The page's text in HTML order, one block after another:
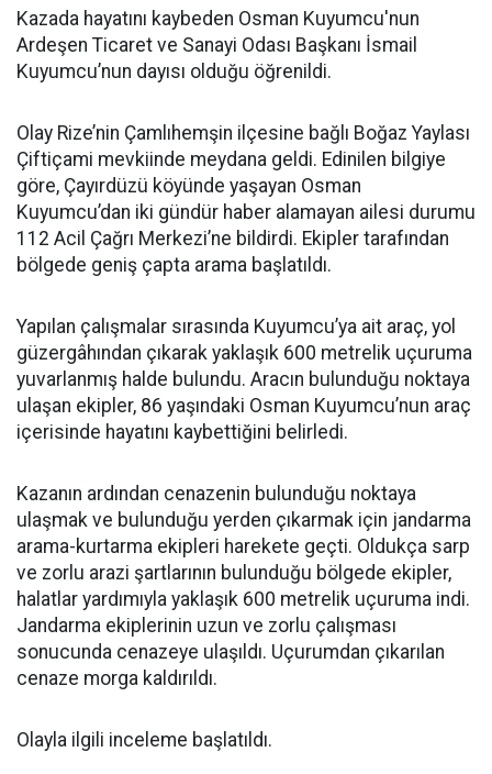
Kazada hayatını kaybeden Osman Kuyumcu'nun
Ardeşen Ticaret ve Sanayi Odası Başkanı İsmail
Kuyumcu’nun dayısı olduğu öğrenildi.
Olay Rize’nin Çamlıhemşin ilçesine bağlı Boğaz Yaylası
Çiftiçami mevkiinde meydana geldi. Edinilen bilgiye
göre, Çayırdüzü köyünde yaşayan Osman
Kuyumcu’dan iki gündür haber alamayan ailesi durumu
112 Acil Çağrı Merkezi’ne bildirdi. Ekipler tarafından
bölgede geniş çapta arama başlatıldı.
Yapılan çalışmalar sırasında Kuyumcu’ya ait araç, yol
güzergâhından çıkarak yaklaşık 600 metrelik uçuruma
yuvarlanmış halde bulundu. Aracın bulunduğu noktaya
ulaşan ekipler, 86 yaşındaki Osman Kuyumcu’nun araç
içerisinde hayatını kaybettiğini belirledi.
Kazanın ardından cenazenin bulunduğu noktaya
ulaşmak ve bulunduğu yerden çıkarmak için jandarma
arama-kurtarma ekipleri harekete geçti. Oldukça sarp
ve zorlu arazi şartlarının bulunduğu bölgede ekipler,
halatlar yardımıyla yaklaşık 600 metrelik uçuruma indi.
Jandarma ekiplerinin uzun ve zorlu çalışması
sonucunda cenazeye ulaşıldı. Uçurumdan çıkarılan
cenaze morga kaldırıldı.
Olayla ilgili inceleme başlatıldı.